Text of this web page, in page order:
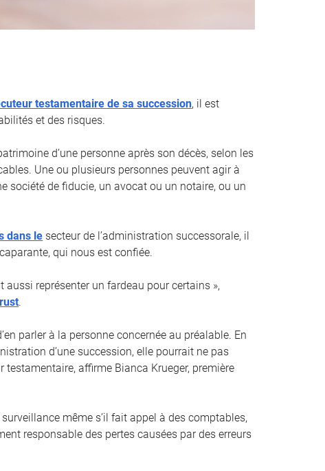
testamentaire de sa succession, il est
et des risques.
d’une personne après son décès, selon les
Une ou plusieurs personnes peuvent agir à
société de fiducie, un avocat ou un notaire, ou un
dans le secteur de l’administration successorale, il
qui nous est confiée.
aussi représenter un fardeau pour certains »,
.
parler à la personne concernée au préalable. En
d’une succession, elle pourrait ne pas
affirme Bianca Krueger, première
même s’il fait appel à des comptables,
responsable des pertes causées par des erreurs